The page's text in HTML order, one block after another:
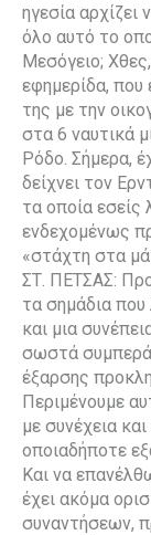
ηγεσία
όλο αυτό το
Μεσόγειο;
εφημερίδα, που
της με την
στα 6 ναυτικά
Ρόδο. Σήμερα,
δείχνει τον
τα οποία εσείς
ενδεχομένως
«στάχτη στα
ΣΤ. ΠΕΤΣΑΣ:
τα σημάδια που
και μια
σωστά
έξαρσης
Περιμένουμε
με συνέχεια
οποιαδήποτε
Και να
έχει ακόμα
συναντήσεων,